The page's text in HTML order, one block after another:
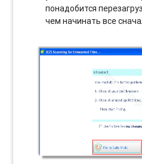
понадобится
чем начинать все